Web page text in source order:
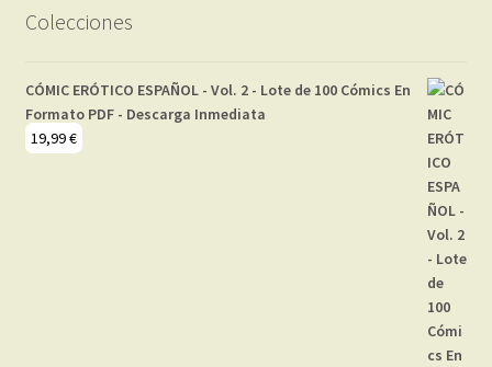
Colecciones
CÓMIC ERÓTICO ESPAÑOL - Vol. 2 - Lote de 100 Cómics En
Formato PDF - Descarga Inmediata
19,99€